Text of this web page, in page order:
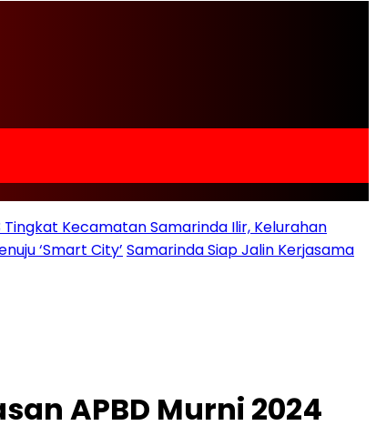
Kecamatan Samarinda Ilir, Kelurahan
‘Smart City’ Samarinda Siap Jalin Kerjasama
APBD Murni 2024